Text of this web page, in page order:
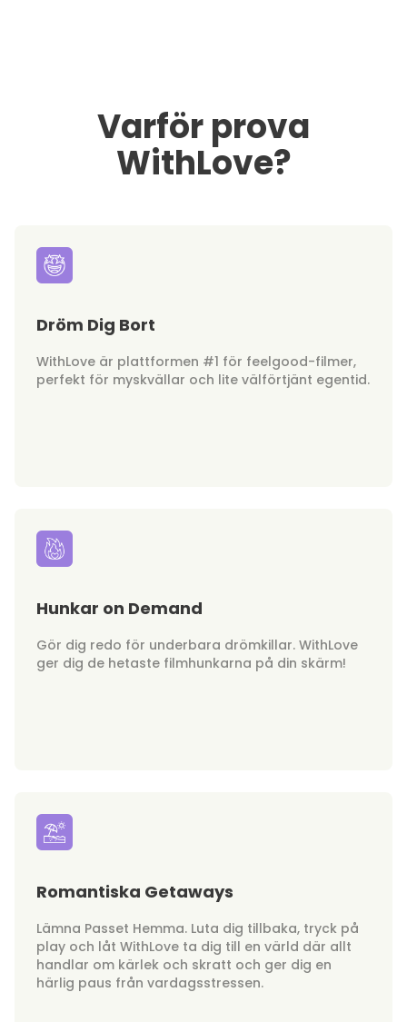
Varför prova
WithLove?
Dröm Dig Bort
WithLove är plattformen #1 för feelgood-filmer,
perfekt för myskvällar och lite välförtjänt egentid.
Hunkar on Demand
Gör dig redo för underbara drömkillar. WithLove
ger dig de hetaste filmhunkarna på din skärm!
Romantiska Getaways
Lämna Passet Hemma. Luta dig tillbaka, tryck på
play och låt WithLove ta dig till en värld där allt
handlar om kärlek och skratt och ger dig en
härlig paus från vardagsstressen.